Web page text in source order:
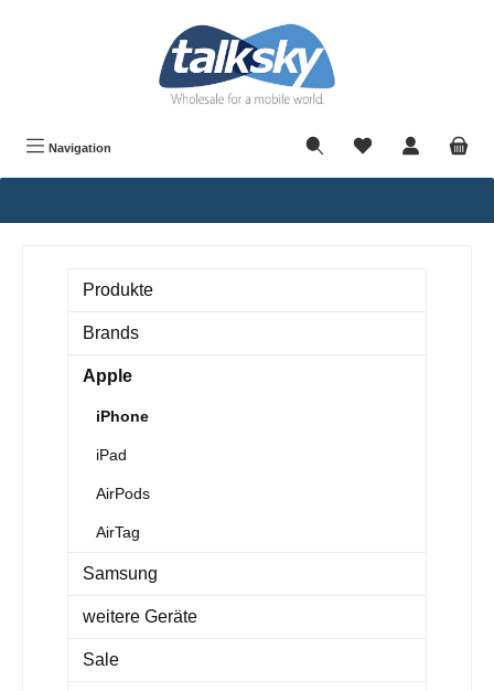
Navigation
Produkte
Brands
Apple
iPhone
iPad
AirPods
AirTag
Samsung
weitere Geräte
Sale